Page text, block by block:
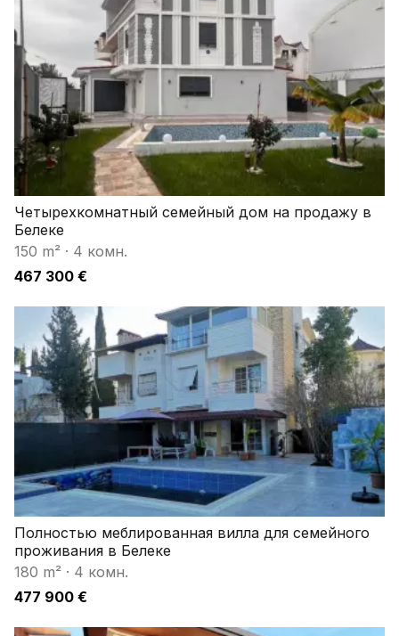
Четырехкомнатный семейный дом на продажу в
Белеке
150 m² · 4 комн.
467 300 €
Полностью меблированная вилла для семейного
проживания в Белеке
180 m² · 4 комн.
477 900 €